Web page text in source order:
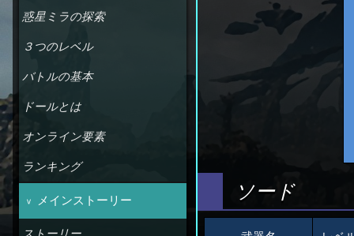
ソード
惑星ミラの探索
３つのレベル
バトルの基本
ドールとは
オンライン要素
ランキング
メインストーリー